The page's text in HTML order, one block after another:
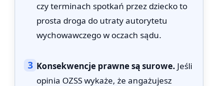
czy terminach spotkań przez dziecko to
prosta droga do utraty autorytetu
wychowawczego w oczach sądu.
3 Konsekwencje prawne są surowe. Jeśli
opinia OZSS wykaże, że angażujesz